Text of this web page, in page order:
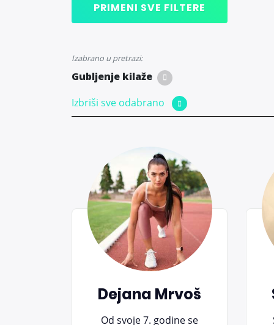
PRIMENI SVE FILTERE
Izabrano u pretrazi:
Gubljenje kilaže
Izbriši sve odabrano
Dejana Mrvoš
Od svoje 7. godine se